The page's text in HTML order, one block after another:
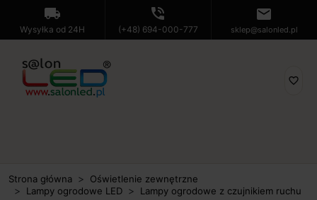
local_shipping
Wysyłka od 24H
phone_in_talk
(+48) 694-000-777
mail
sklep@salonled.pl
favorite_border
Strona główna
Oświetlenie zewnętrzne
Lampy ogrodowe LED
Lampy ogrodowe z czujnikiem ruchu